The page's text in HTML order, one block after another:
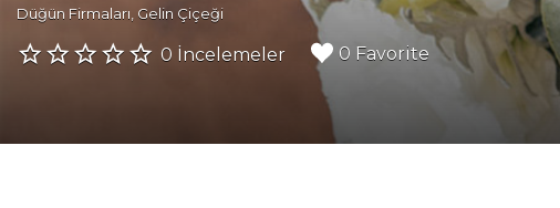
Düğün Firmaları Gelin Çiçeği
0 İncelemeler 0 Favorite